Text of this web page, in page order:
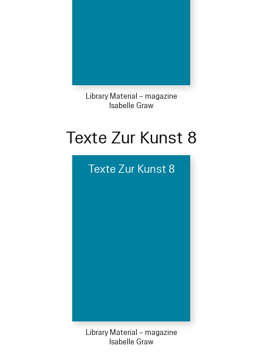
Library Material – magazine
Isabelle Graw
Texte Zur Kunst 8
Texte Zur Kunst 8
Library Material – magazine
Isabelle Graw